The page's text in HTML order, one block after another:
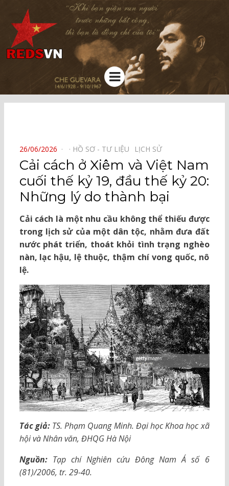
Kênh chia sẻ tri thức cộng đồng
Menu
POSTED
ON
26/06/2026 HỒ SƠ - TƯ LIỆU⠀ LỊCH SỬ⠀
Cải cách ở Xiêm và Việt Nam
cuối thế kỷ 19, đầu thế kỷ 20:
Những lý do thành bại
Cải cách là một nhu cầu không thể thiếu được
trong lịch sử của một dân tộc, nhằm đưa đất
nước phát triển, thoát khỏi tình trạng nghèo
nàn, lạc hậu, lệ thuộc, thậm chí vong quốc, nô
lệ.
Tác giả:TS. Phạm Quang Minh. Đại học Khoa học xã
hội và Nhân văn, ĐHQG Hà Nội
Nguồn:Tạp chí Nghiên cứu Đông Nam Á số 6
(81)/2006, tr. 29-40.